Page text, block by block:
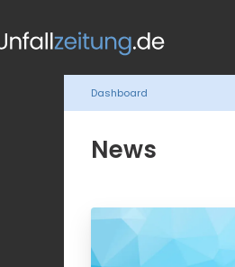
Dashboard
News